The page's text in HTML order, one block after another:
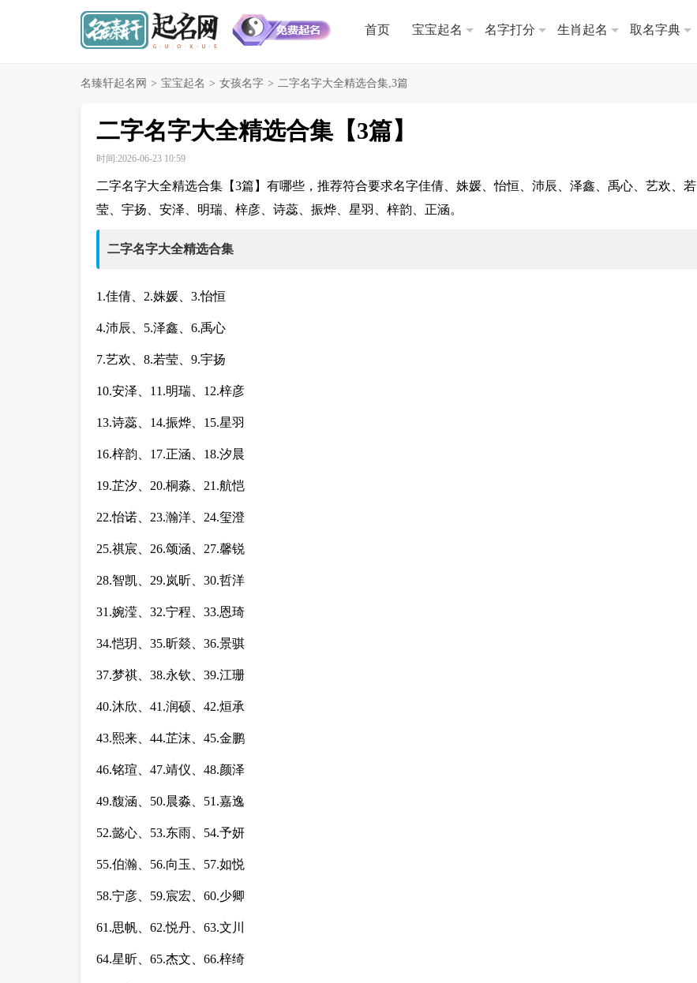
首页 宝宝起名 名字打分 生肖起名 取名字典
名臻轩起名网 > 宝宝起名 > 女孩名字 > 二字名字大全精选合集,3篇
二字名字大全精选合集【3篇】
时间:2026-06-23 10:59
二字名字大全精选合集【3篇】有哪些，推荐符合要求名字佳倩、姝媛、怡恒、沛辰、泽鑫、禹心、艺欢、若
莹、宇扬、安泽、明瑞、梓彦、诗蕊、振烨、星羽、梓韵、正涵。
二字名字大全精选合集
1.佳倩、2.姝媛、3.怡恒
4.沛辰、5.泽鑫、6.禹心
7.艺欢、8.若莹、9.宇扬
10.安泽、11.明瑞、12.梓彦
13.诗蕊、14.振烨、15.星羽
16.梓韵、17.正涵、18.汐晨
19.芷汐、20.桐淼、21.航恺
22.怡诺、23.瀚洋、24.玺澄
25.祺宸、26.颂涵、27.馨锐
28.智凯、29.岚昕、30.哲洋
31.婉滢、32.宁程、33.恩琦
34.恺玥、35.昕燚、36.景骐
37.梦祺、38.永钦、39.江珊
40.沐欣、41.润硕、42.烜承
43.熙来、44.芷沫、45.金鹏
46.铭瑄、47.靖仪、48.颜泽
49.馥涵、50.晨淼、51.嘉逸
52.懿心、53.东雨、54.予妍
55.伯瀚、56.向玉、57.如悦
58.宁彦、59.宸宏、60.少卿
61.思帆、62.悦丹、63.文川
64.星昕、65.杰文、66.梓绮